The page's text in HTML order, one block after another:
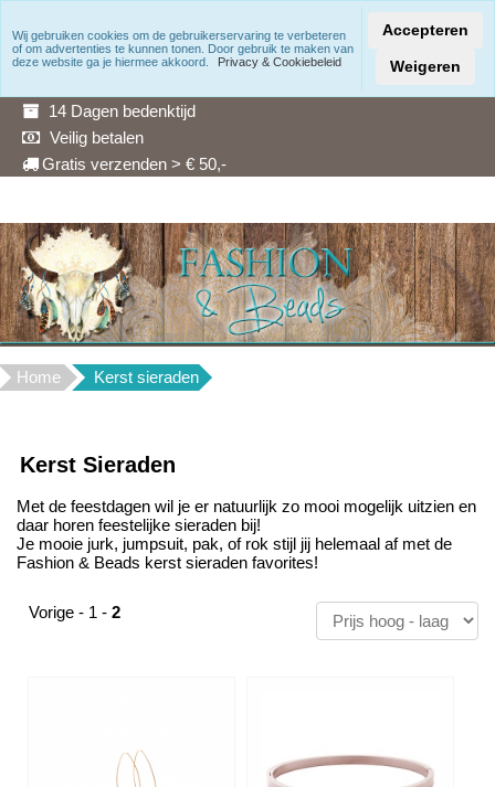
Snelle levering
14 Dagen bedenktijd
Veilig betalen
Gratis verzenden > € 50,-
Home Kerst sieraden
Kerst Sieraden
Met de feestdagen wil je er natuurlijk zo mooi mogelijk uitzien en
daar horen feestelijke sieraden bij!
Je mooie jurk, jumpsuit, pak, of rok stijl jij helemaal af met de
Fashion & Beads kerst sieraden favorites!
Vorige - 1 - 2
Wij gebruiken cookies om de gebruikerservaring te verbeteren
of om advertenties te kunnen tonen. Door gebruik te maken van
deze website ga je hiermee akkoord.
Privacy & Cookiebeleid
Accepteren
Weigeren